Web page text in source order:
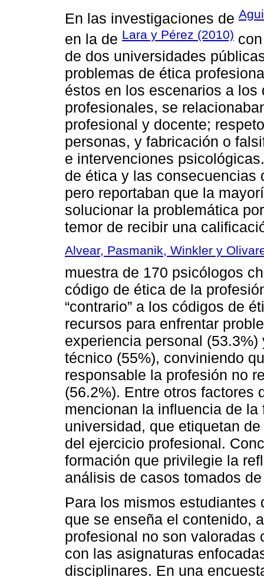
En las investigaciones de
en la de Lara y Pérez (2010)
de dos universidades
problemas de ética
éstos en los escenarios a
profesionales, se
profesional y docente;
personas, y fabricación o
e intervenciones
de ética y las consecuencias
pero reportaban que la
solucionar la problemática
temor de recibir una
Alvear, Pasmanik, Winkler y
muestra de 170 psicólogos
código de ética de la
“contrario” a los códigos de
recursos para enfrentar
experiencia personal
técnico (55%), conviniendo
responsable la profesión no
(56.2%). Entre otros factores
mencionan la influencia de
universidad, que etiquetan
del ejercicio profesional.
formación que privilegie la
análisis de casos tomados
Para los mismos
que se enseña el contenido,
profesional no son valoradas
con las asignaturas
disciplinares. En una